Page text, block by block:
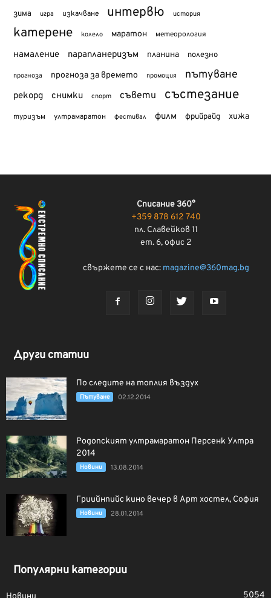
зима игра изкачване интервю история
катерене колело маратон метеорология
намаление парапланеризъм планина полезно
прогноза прогноза за времето промоция пътуване
рекорд снимки спорт съвети състезание
туризъм ултрамаратон фестивал филм фрийрайд хижа
Списание 360°
+359 878 612 740
пл. Славейков 11
ет. 6, офис 2
свържете се с нас: magazine@360mag.bg
Други статии
По следите на топлия въздух
Пътуване 02.12.2014
Родопският ултрамаратон Персенк Ултра
2014
Новини 13.08.2014
Гриийнпийс кино вечер в Арт хостел, София
Новини 28.01.2014
Популярни категории
5054